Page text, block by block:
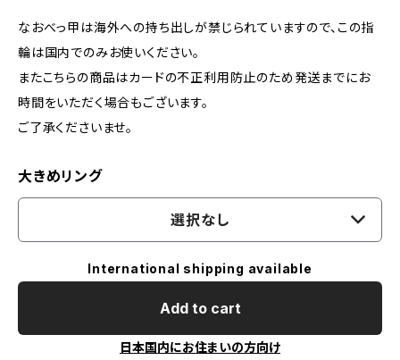
なおべっ甲は海外への持ち出しが禁じられていますので、この指
輪は国内でのみお使いください。
またこちらの商品はカードの不正利用防止のため発送までにお
時間をいただく場合もございます。
ご了承くださいませ。
大きめリング
選択なし
International shipping available
Add to cart
日本国内にお住まいの方向け